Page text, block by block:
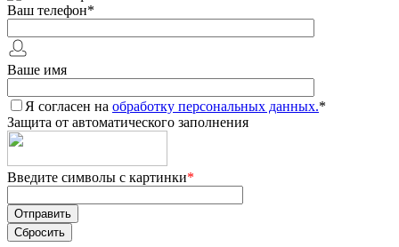
Ваш телефон*
Ваше имя
Я согласен на обработку персональных данных.*
Защита от автоматического заполнения
Введите символы с картинки*